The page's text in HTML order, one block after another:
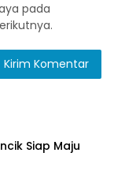
pada
Siap Maju